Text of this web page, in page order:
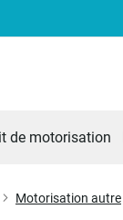
de motorisation
Motorisation autre